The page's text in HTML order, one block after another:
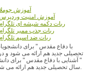
آموزش
آموزش امنیت
ربات دکمه شیشه ای تلگرام
ربات جذب ممبر تلگرام
ربات ضد اسپم تلگرام
با دفاع مقدس " برای
تحصیلی جدید هم ارائه می شود و
" آشنایی با دفاع مقدس " برای
سال تحصیلی جدید هم ارائه می شود و در گروه دروس اختیاری دانشجویان قرار دارد.